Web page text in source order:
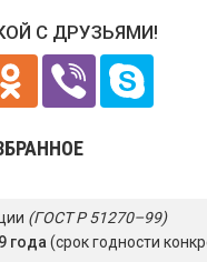
С ДРУЗЬЯМИ!
(ГОСТ Р 51270–99)
года(срок годности